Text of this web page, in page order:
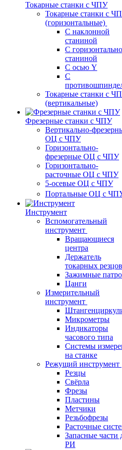
Токарные станки с ЧПУ
Токарные станки с
(горизонтальные)
С наклонной
станиной
С
станиной
С осью Y
С
Токарные станки с
(вертикальные)
Фрезерные станки с ЧПУ
Вертикально-
ОЦ с ЧПУ
Горизонтально-
фрезерные ОЦ с ЧПУ
Горизонтально-
расточные ОЦ с ЧПУ
5-осевые ОЦ с ЧПУ
Портальные ОЦ с
Инструмент
Вспомогательный
инструмент
Вращающиеся
центра
Держатель
токарных резцов
Зажимные
Цанги
Измерительный
инструмент
Микрометры
Индикаторы
часового типа
Системы
на станке
Режущий инструмент
Резцы
Свёрла
Фрезы
Пластины
Метчики
Резьбофрезы
Расточные
Запасные части
РИ